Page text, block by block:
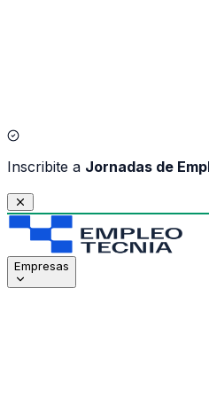
Inscribite a Jornadas de
Empresas